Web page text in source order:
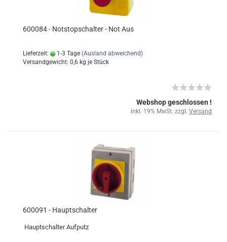
600084 - Notstopschalter - Not Aus
Lieferzeit: 1-3 Tage (Ausland abweichend)
Versandgewicht: 0,6 kg je Stück
Webshop geschlossen !
inkl. 19% MwSt. zzgl. Versand
600091 - Hauptschalter
Hauptschalter Aufputz